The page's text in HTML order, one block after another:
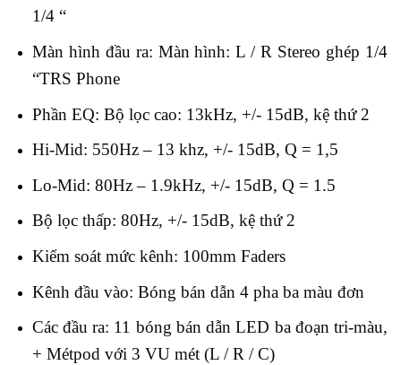
1/4 “
Màn hình đầu ra: Màn hình: L / R Stereo ghép 1/4
“TRS Phone
Phần EQ: Bộ lọc cao: 13kHz, +/- 15dB, kệ thứ 2
Hi-Mid: 550Hz – 13 khz, +/- 15dB, Q = 1,5
Lo-Mid: 80Hz – 1.9kHz, +/- 15dB, Q = 1.5
Bộ lọc thấp: 80Hz, +/- 15dB, kệ thứ 2
Kiểm soát mức kênh: 100mm Faders
Kênh đầu vào: Bóng bán dẫn 4 pha ba màu đơn
Các đầu ra: 11 bóng bán dẫn LED ba đoạn tri-màu,
+ Métpod với 3 VU mét (L / R / C)